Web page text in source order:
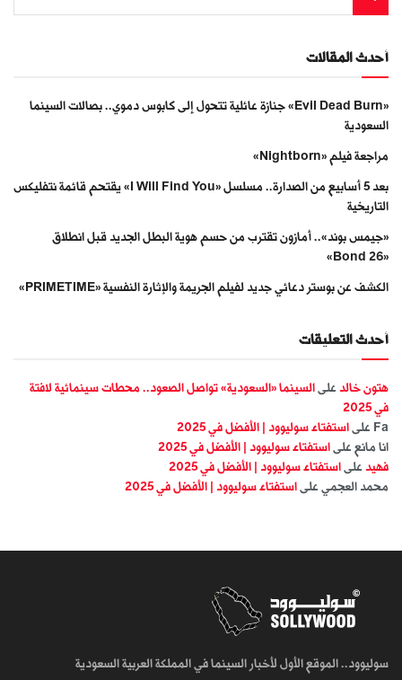
أحدث المقالات
«Evil Dead Burn» جنازة عائلية تتحول إلى كابوس دموي.. بصالات السينما
السعودية
مراجعة فيلم «Nightborn»
بعد 5 أسابيع من الصدارة.. مسلسل «I Will Find You» يقتحم قائمة نتفليكس
التاريخية
«جيمس بوند».. أمازون تقترب من حسم هوية البطل الجديد قبل انطلاق
«Bond 26»
الكشف عن بوستر دعائي جديد لفيلم الجريمة والإثارة النفسية «PRIMETIME»
أحدث التعليقات
هتون خالد على السينما «السعودية» تواصل الصعود.. محطات سينمائية لافتة
في 2025
Fa على استفتاء سوليوود | الأفضل في 2025
انا مانع على استفتاء سوليوود | الأفضل في 2025
فهيد على استفتاء سوليوود | الأفضل في 2025
محمد العجمي على استفتاء سوليوود | الأفضل في 2025
سوليوود.. الموقع الأول لأخبار السينما في المملكة العربية السعودية